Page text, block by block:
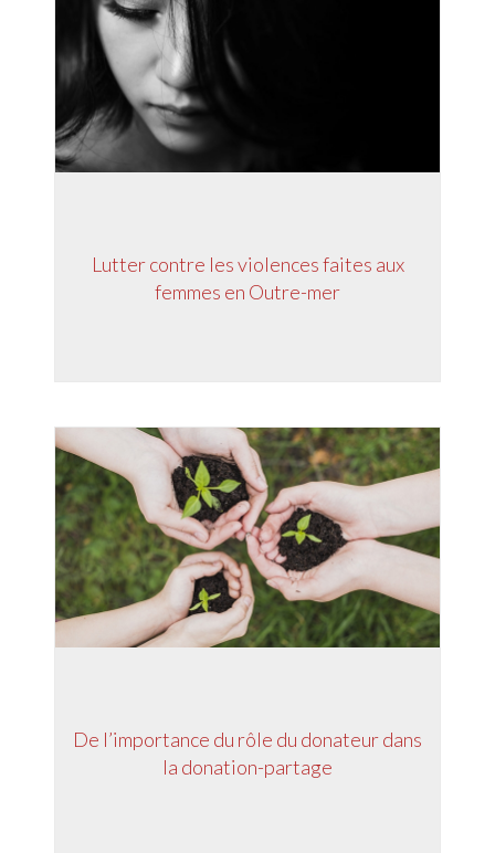
Lutter contre les violences faites aux
femmes en Outre-mer
De l’importance du rôle du donateur dans
la donation-partage